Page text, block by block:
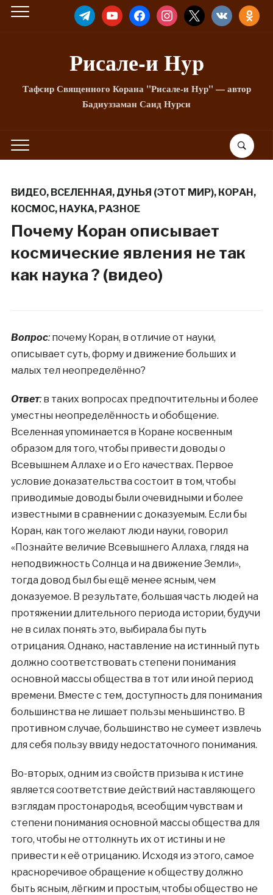
TELEGRAMYOUTUBEFACEBOOKINSTAGRAM
X VKONTAKTE
Рисале-и Hyp
Тафсир Священного Корана "Рисале-и Нур" — автор
Бадиуззаман Саид Нурси
ВИДЕО, ВСЕЛЕННАЯ, ДУНЬЯ (ЭТОТ МИР), КОРАН,
КОСМОС, НАУКА, РАЗНОЕ
Почему Коран описывает
космические явления не так
как наука ? (видео)
Вопрос:почему Коран, в отличие от науки,
описывает суть, форму и движение больших и
малых тел неопределённо?
Ответ:в таких вопросах предпочтительны и более
уместны неопределённость и обобщение.
Вселенная упоминается в Коране косвенным
образом для того, чтобы привести доводы о
Всевышнем Аллахе и о Его качествах. Первое
условие доказательства состоит в том, чтобы
приводимые доводы были очевидными и более
известными в сравнении с доказуемым. Если бы
Коран, как того желают люди науки, говорил
«Познайте величие Всевышнего Аллаха, глядя на
неподвижность Солнца и на движение Земли»,
тогда довод был бы ещё менее ясным, чем
доказуемое. В результате, большая часть людей на
протяжении длительного периода истории, будучи
не в силах понять это, выбирала бы путь
отрицания. Однако, наставление на истинный путь
должно соответствовать степени понимания
основной массы общества в тот или иной период
времени. Вместе с тем, доступность для понимания
большинства не лишает пользы меньшинство. В
противном случае, большинство не сумеет извлечь
для себя пользу ввиду недостаточного понимания.
Во-вторых, одним из свойств призыва к истине
является соответствие действий наставляющего
взглядам простонародья, всеобщим чувствам и
степени понимания основной массы общества для
того, чтобы не оттолкнуть их от истины и не
привести к её отрицанию. Исходя из этого, самое
красноречивое обращение к обществу должно
быть ясным, лёгким и простым, чтобы общество не